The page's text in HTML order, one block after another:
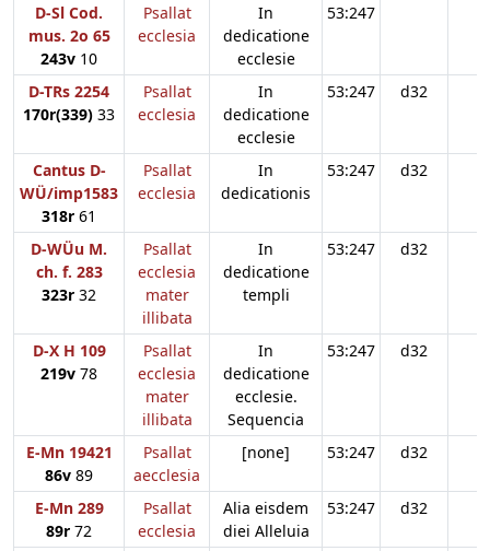
D-Sl Cod.
mus. 2o 65
243v 10
Psallat
ecclesia
In
dedicatione
ecclesie
53:247
D-TRs 2254
170r(339) 33
Psallat
ecclesia
In
dedicatione
ecclesie
53:247 d32
Cantus D-
WÜ/imp1583
318r 61
Psallat
ecclesia
In
dedicationis
53:247 d32
D-WÜu M.
ch. f. 283
323r 32
Psallat
ecclesia
mater
illibata
In
dedicatione
templi
53:247 d32
D-X H 109
219v 78
Psallat
ecclesia
mater
illibata
In
dedicatione
ecclesie.
Sequencia
53:247 d32
E-Mn 19421
86v 89
Psallat
aecclesia
[none] 53:247 d32
E-Mn 289
89r 72
Psallat
ecclesia
Alia eisdem
diei Alleluia
53:247 d32